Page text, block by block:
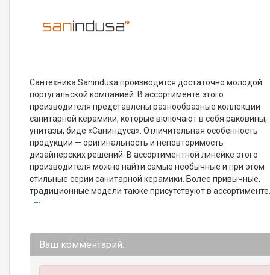
Сантехника Sanindusa производится достаточно молодой
португальской компанией. В ассортименте этого
производителя представлены разнообразные коллекции
санитарной керамики, которые включают в себя раковины,
унитазы, биде «Саниндуса». Отличительная особенность
продукции — оригинальность и неповторимость
дизайнерских решений. В ассортиментной линейке этого
производителя можно найти самые необычные и при этом
стильные серии санитарной керамики. Более привычные,
традиционные модели также присутствуют в
Ваш комментарий: